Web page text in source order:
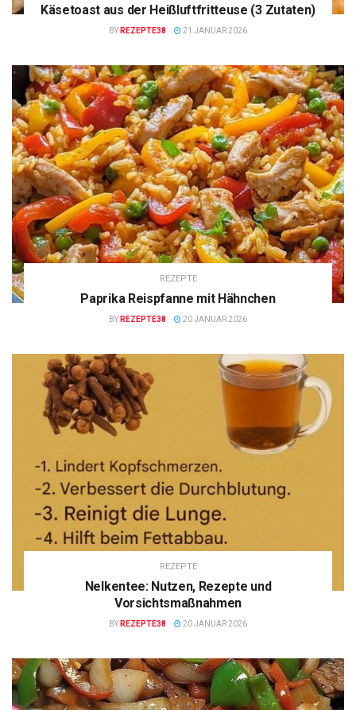
Käsetoast aus der Heißluftfritteuse (3 Zutaten)
BY REZEPTE38 21 JANUAR 2026
REZEPTE
Paprika Reispfanne mit Hähnchen
BY REZEPTE38 20 JANUAR 2026
REZEPTE
Nelkentee: Nutzen, Rezepte und
Vorsichtsmaßnahmen
BY REZEPTE38 20 JANUAR 2026